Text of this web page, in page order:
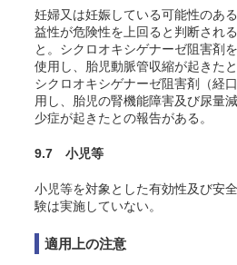
妊婦又は妊娠している可能性のあ
益性が危険性を上回ると判断され
と。 シクロオキシゲナーゼ阻害剤
使用し、胎児動脈管収縮が起きた
シクロオキシゲナーゼ阻害剤（経
用し、胎児の腎機能障害及び尿量
少症が起きたとの報告がある。
9.7 小児等
小児等を対象とした有効性及び安
験は実施していない。
適用上の注意